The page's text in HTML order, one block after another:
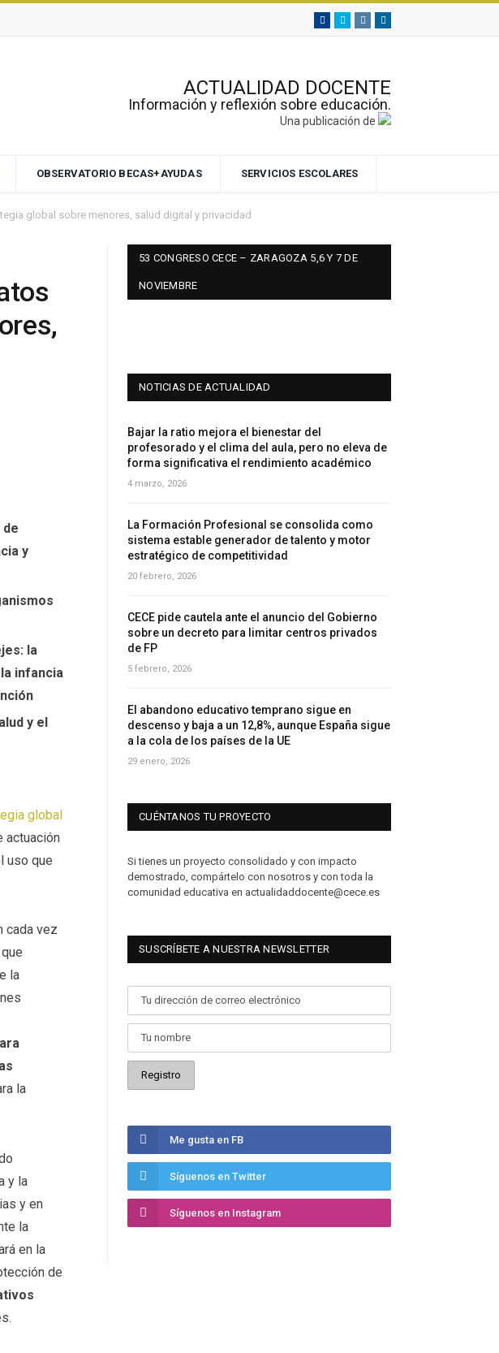
Facebook
TwitterInstagramLinkedin
ACTUALIDAD DOCENTE
Información y reflexión sobre educación.
Una publicación de
OBSERVATORIO BECAS+AYUDAS SERVICIOS ESCOLARES
global sobre menores, salud digital y privacidad
y
la
infancia
y el
global
actuación
uso que
cada vez
la
la
y la
y en
la
en la
de
53 CONGRESO CECE – ZARAGOZA 5,6 Y 7 DE
NOVIEMBRE
NOTICIAS DE ACTUALIDAD
Bajar la ratio mejora el bienestar del
profesorado y el clima del aula, pero no eleva de
forma significativa el rendimiento académico
4 marzo, 2026
La Formación Profesional se consolida como
sistema estable generador de talento y motor
estratégico de competitividad
20 febrero, 2026
CECE pide cautela ante el anuncio del Gobierno
sobre un decreto para limitar centros privados
de FP
5 febrero, 2026
El abandono educativo temprano sigue en
descenso y baja a un 12,8%, aunque España sigue
a la cola de los países de la UE
29 enero, 2026
CUÉNTANOS TU PROYECTO
Si tienes un proyecto consolidado y con impacto
demostrado, compártelo con nosotros y con toda la
comunidad educativa en actualidaddocente@cece.es
SUSCRÍBETE A NUESTRA NEWSLETTER
Me gusta en FB
Síguenos en Twitter
Síguenos en Instagram